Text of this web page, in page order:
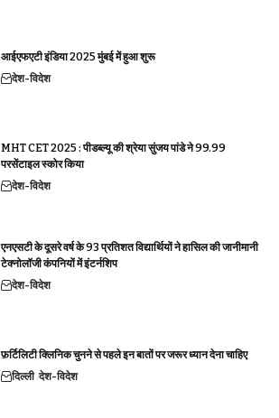
आईएफएटी इंडिया 2025 मुंबई में हुआ शुरू
देश-विदेश
MHT CET 2025 : पीडब्ल्यू की श्रेया सुंजय पांडे ने 99.99
परसेंटाइल स्कोर किया
देश-विदेश
एनएसटी के दूसरे वर्ष के 93 प्रतिशत विद्यार्थियों ने हासिल की जानीमानी
टेक्नोलॉजी कंपनियों में इंटर्नशिप
देश-विदेश
फ़र्टिलिटी क्लिनिक चुनने से पहले इन बातों पर जरूर ध्यान देना चाहिए
दिल्ली देश-विदेश